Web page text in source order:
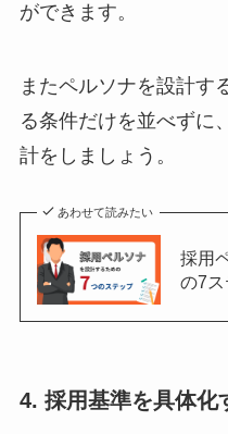
ができます。
またペルソナを設計す
る条件だけを並べずに
計をしましょう。
あわせて読みたい
採用
の7
4. 採用基準を具体化